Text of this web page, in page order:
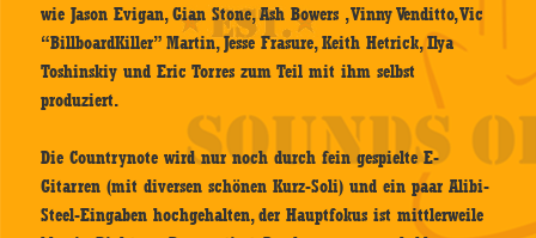
wie Jason Evigan, Gian Stone, Ash Bowers , Vinny Venditto, Vic
“BillboardKiller” Martin, Jesse Frasure, Keith Hetrick, Ilya
Toshinskiy und Eric Torres zum Teil mit ihm selbst
produziert.
Die Countrynote wird nur noch durch fein gespielte E-
Gitarren (mit diversen schönen Kurz-Soli) und ein paar Alibi-
Steel-Eingaben hochgehalten, der Hauptfokus ist mittlerweile